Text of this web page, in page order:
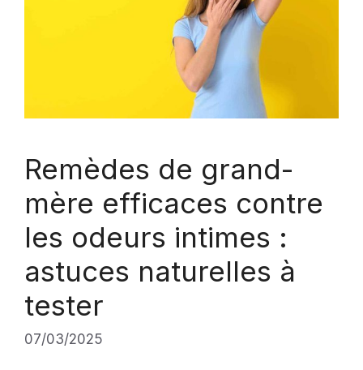
Remèdes de grand-
mère efficaces contre
les odeurs intimes :
astuces naturelles à
tester
07/03/2025